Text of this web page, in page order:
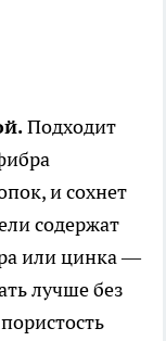
Подходит
и сохнет
содержат
или цинка —
лучше без